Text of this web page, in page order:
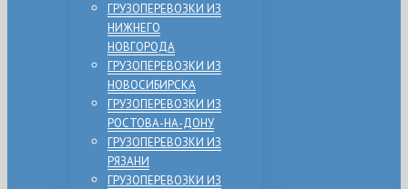
ГРУЗОПЕРЕВОЗКИ ИЗ
НИЖНЕГО
НОВГОРОДА
ГРУЗОПЕРЕВОЗКИ ИЗ
НОВОСИБИРСКА
ГРУЗОПЕРЕВОЗКИ ИЗ
РОСТОВА-НА-ДОНУ
ГРУЗОПЕРЕВОЗКИ ИЗ
РЯЗАНИ
ГРУЗОПЕРЕВОЗКИ ИЗ